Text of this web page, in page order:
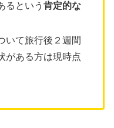
るという肯定的な
いて旅行後２週間
がある方は現時点